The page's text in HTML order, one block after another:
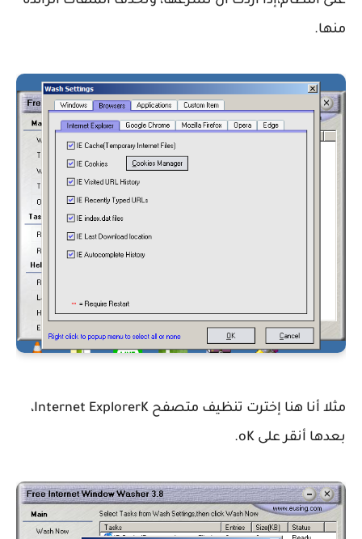
منها.
مثلا أنا هنا إخترت تنظيف متصفح Internet ExplorerK،
بعدها أنقر على oK.